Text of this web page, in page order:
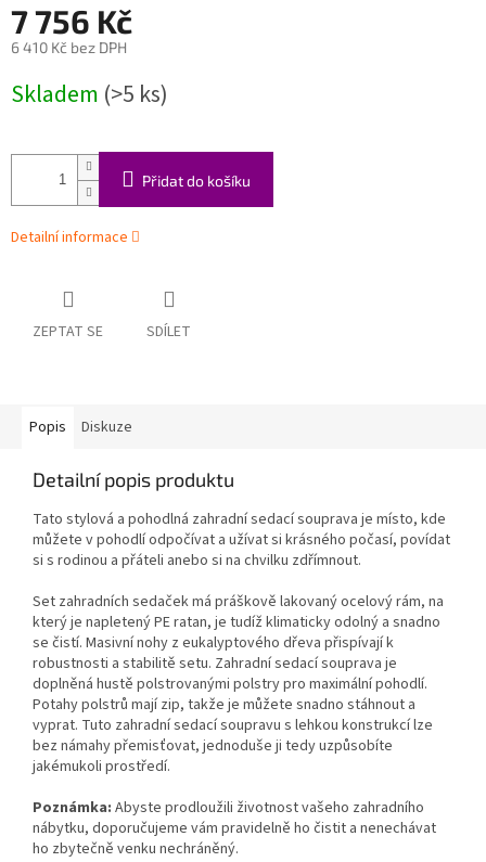
7 756 Kč
6 410 Kč bez DPH
cena:
Skladem (>5 ks)
Přidat do košíku
Detailní informace
ZEPTAT SE SDÍLET
Popis Diskuze
Detailní popis produktu
Tato stylová a pohodlná zahradní sedací souprava je místo, kde
můžete v pohodlí odpočívat a užívat si krásného počasí, povídat
si s rodinou a přáteli anebo si na chvilku zdřímnout.
Set zahradních sedaček má práškově lakovaný ocelový rám, na
který je napletený PE ratan, je tudíž klimaticky odolný a snadno
se čistí. Masivní nohy z eukalyptového dřeva přispívají k
robustnosti a stabilitě setu. Zahradní sedací souprava je
doplněná hustě polstrovanými polstry pro maximální pohodlí.
Potahy polstrů mají zip, takže je můžete snadno stáhnout a
vyprat. Tuto zahradní sedací soupravu s lehkou konstrukcí lze
bez námahy přemisťovat, jednoduše ji tedy uzpůsobíte
jakémukoli prostředí.
Poznámka: Abyste prodloužili životnost vašeho zahradního
nábytku, doporučujeme vám pravidelně ho čistit a nenechávat
ho zbytečně venku nechráněný.